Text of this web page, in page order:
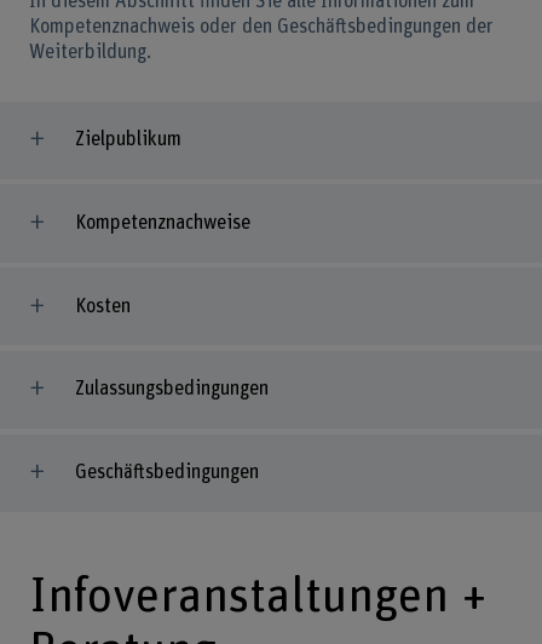
Kompetenznachweis oder den Geschäftsbedingungen der
Weiterbildung.
Zielpublikum
Kompetenznachweise
Kosten
Zulassungsbedingungen
Geschäftsbedingungen
Infoveranstaltungen +